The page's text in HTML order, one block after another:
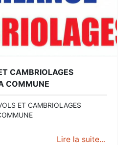
CAMBRIOLAGES
COMMUNE
ET CAMBRIOLAGES
Lire la suite...